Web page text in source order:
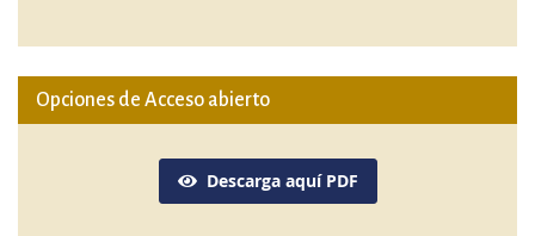
Opciones de Acceso abierto
Descarga aquí PDF